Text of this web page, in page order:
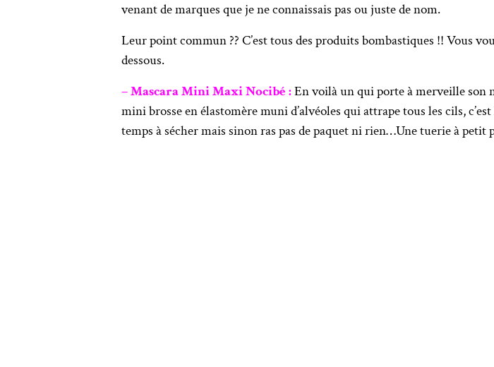
venant de marques que je ne connaissais pas ou juste de nom.
Leur point commun ?? C’est tous des produits bombastiques !! Vous
dessous.
– Mascara Mini Maxi Nocibé :En voilà un qui porte à merveille son
mini brosse en élastomère muni d’alvéoles qui attrape tous les cils,
temps à sécher mais sinon ras pas de paquet ni rien…Une tuerie à petit